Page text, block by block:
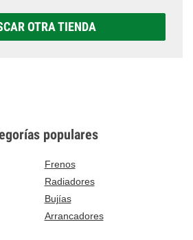
OTRA TIENDA
populares
Frenos
Radiadores
Bujías
Arrancadores